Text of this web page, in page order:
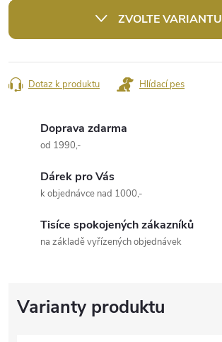
cena:
ZVOLTE VARIANTU
Dotaz k produktu Hlídací pes
Doprava zdarma
od 1990,-
Dárek pro Vás
k objednávce nad 1000,-
Tisíce spokojených zákazníků
na základě vyřízených objednávek